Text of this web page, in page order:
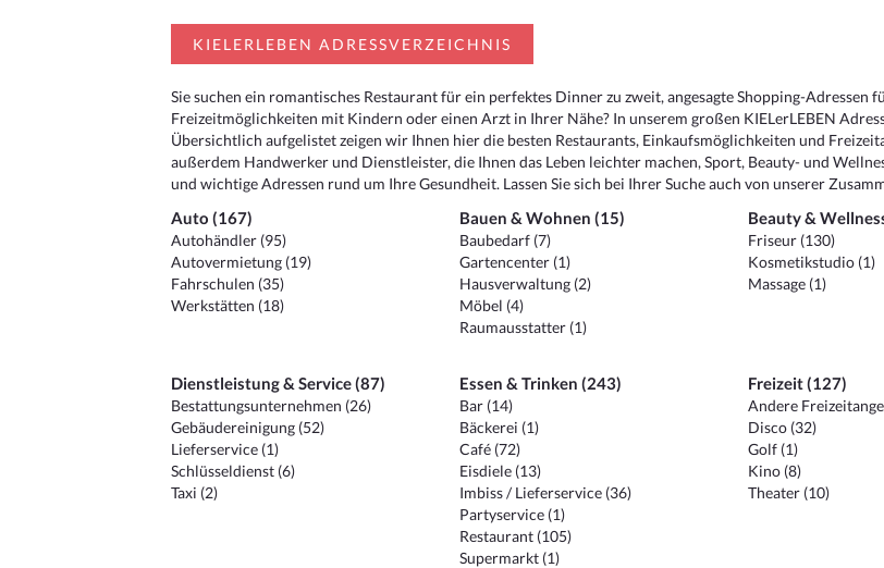
KIELERLEBEN ADRESSVERZEICHNIS
Sie suchen ein romantisches Restaurant für ein perfektes Dinner zu zweit, angesagte Shopping-
Freizeitmöglichkeiten mit Kindern oder einen Arzt in Ihrer Nähe? In unserem großen KIELerLEBEN
Übersichtlich aufgelistet zeigen wir Ihnen hier die besten Restaurants, Einkaufsmöglichkeiten und
außerdem Handwerker und Dienstleister, die Ihnen das Leben leichter machen, Sport, Beauty- und
und wichtige Adressen rund um Ihre Gesundheit. Lassen Sie sich bei Ihrer Suche auch von unserer
Auto (167)
Autohändler (95)
Autovermietung (19)
Fahrschulen (35)
Werkstätten (18)
Bauen & Wohnen (15)
Baubedarf (7)
Gartencenter (1)
Hausverwaltung (2)
Möbel (4)
Raumausstatter (1)
Beauty &
Friseur (130)
Kosmetikstudio (1)
Massage (1)
Dienstleistung & Service (87)
Bestattungsunternehmen (26)
Gebäudereinigung (52)
Lieferservice (1)
Schlüsseldienst (6)
Taxi (2)
Essen & Trinken (243)
Bar (14)
Bäckerei (1)
Café (72)
Eisdiele (13)
Imbiss / Lieferservice (36)
Partyservice (1)
Restaurant (105)
Supermarkt (1)
Freizeit (127)
Andere
Disco (32)
Golf (1)
Kino (8)
Theater (10)